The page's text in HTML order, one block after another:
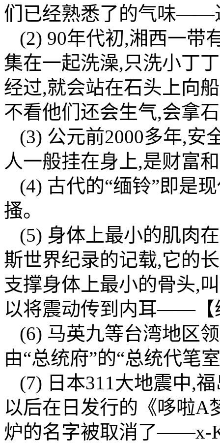
们已经熟悉了的气味——
(2) 90年代初,湘西一带
集在一起洗澡,只洗小丁
经过,就会站在石头上向
不看他们还会生气,会拿
(3) 公元前2000多年,安
人一般挂在身上,是财富
(4) 古代的“缅铃”即是
搔。
(5) 身体上最小的肌肉
斯世界纪录的记载,它的
支撑身体上最小的骨头,
以将震动传到内耳——【
(6) 马英九等台湾地区
由“总统府”的“总统代
(7) 日本311大地震中,
以后在日发行的《哆啦A
炉的名字被取消了——x-